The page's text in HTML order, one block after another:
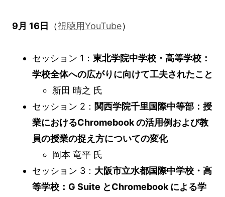
9月 16日 （視聴用YouTube）
セッション 1： 東北学院中学校・高等学校：
学校全体への広がりに向けて工夫されたこと
新田 晴之 氏
セッション 2： 関西学院千里国際中等部：授
業におけるChromebook の活用例および教
員の授業の捉え方についての変化
岡本 竜平 氏
セッション 3： 大阪市立水都国際中学校・高
等学校：G Suite とChromebook による学